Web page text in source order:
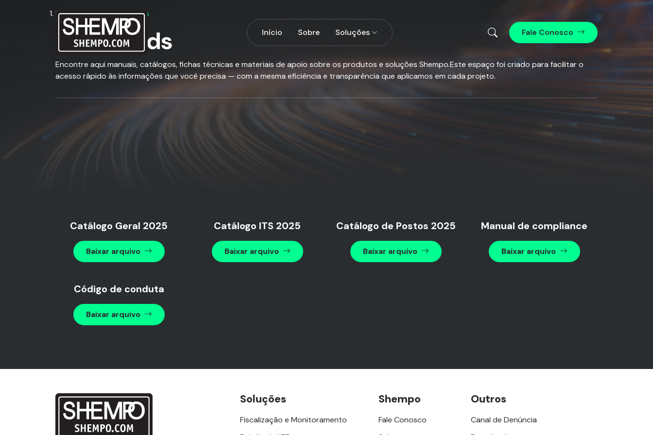
Início Sobre Soluções Fale Conosco
SHEMPO Downloads
Downloads
Encontre aqui manuais, catálogos, fichas técnicas e materiais de apoio sobre os produtos e soluções Shempo.Este espaço foi criado para facilitar o
acesso rápido às informações que você precisa — com a mesma eficiência e transparência que aplicamos em cada projeto.
Catálogo Geral 2025
Baixar arquivo
Catálogo ITS 2025
Baixar arquivo
Catálogo de Postos 2025
Baixar arquivo
Manual de compliance
Baixar arquivo
Código de conduta
Baixar arquivo
Soluções
Fiscalização e Monitoramento
Shempo
Fale Conosco
Outros
Canal de Denúncia